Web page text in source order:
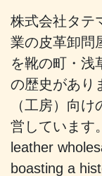
株式会社タテ
業の皮革卸問
を靴の町・浅
の歴史があり
（工房）向
営しています
leather
boasting a